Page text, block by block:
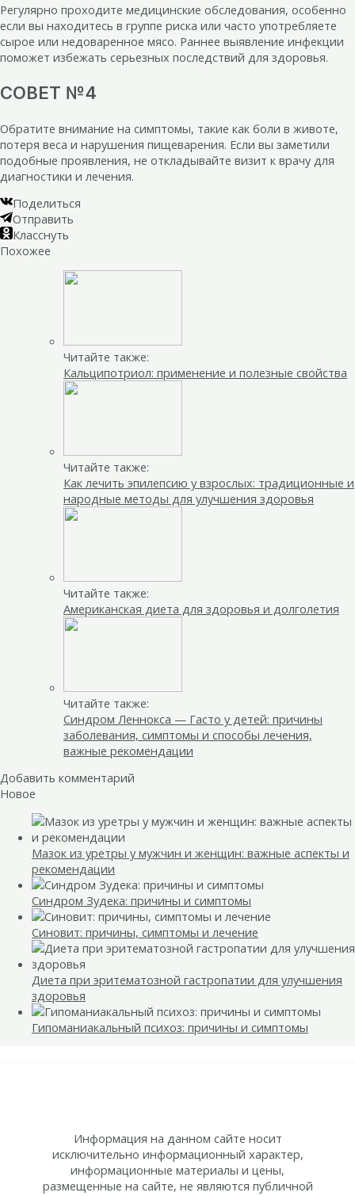
Регулярно проходите медицинские обследования, особенно
если вы находитесь в группе риска или часто употребляете
сырое или недоваренное мясо. Раннее выявление инфекции
поможет избежать серьезных последствий для здоровья.
СОВЕТ №4
Обратите внимание на симптомы, такие как боли в животе,
потеря веса и нарушения пищеварения. Если вы заметили
подобные проявления, не откладывайте визит к врачу для
диагностики и лечения.
Поделиться
Отправить
Класснуть
Похожее
Читайте также:
Кальципотриол: применение и полезные свойства
Читайте также:
Как лечить эпилепсию у взрослых: традиционные и
народные методы для улучшения здоровья
Читайте также:
Американская диета для здоровья и долголетия
Читайте также:
Синдром Леннокса — Гасто у детей: причины
заболевания, симптомы и способы лечения,
важные рекомендации
Добавить комментарий
Новое
Мазок из уретры у мужчин и женщин: важные аспекты и
рекомендации
Синдром Зудека: причины и симптомы
Синовит: причины, симптомы и лечение
Диета при эритематозной гастропатии для улучшения
здоровья
Гипоманиакальный психоз: причины и симптомы
Информация на данном сайте носит
исключительно информационный характер,
информационные материалы и цены,
размещенные на сайте, не являются публичной